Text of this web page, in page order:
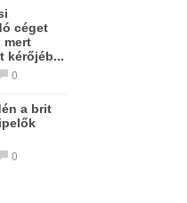
céget
mert
kérőjéb...
0
a brit
0